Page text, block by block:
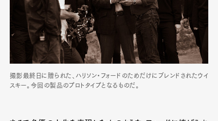
撮影最終日に贈られた、ハリソン・フォードのためだけにブレンドされたウイ
スキー。今回の製品のプロトタイプとなるものだ。